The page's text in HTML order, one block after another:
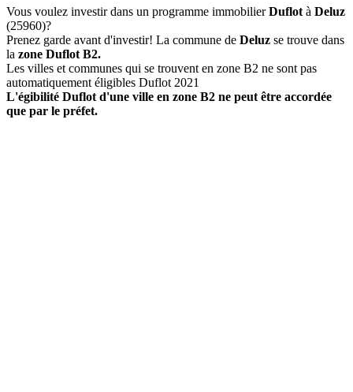
Vous voulez investir dans un programme immobilierDuflot à Deluz
(25960)?
Prenez garde avant d'investir! La commune de Deluz se trouve dans
la zone Duflot B2.
Les villes et communes qui se trouvent en zone B2 ne sont pas
automatiquement éligibles Duflot 2021
L'égibilité Duflot d'une ville en zone B2 ne peut être accordée
que par le préfet.